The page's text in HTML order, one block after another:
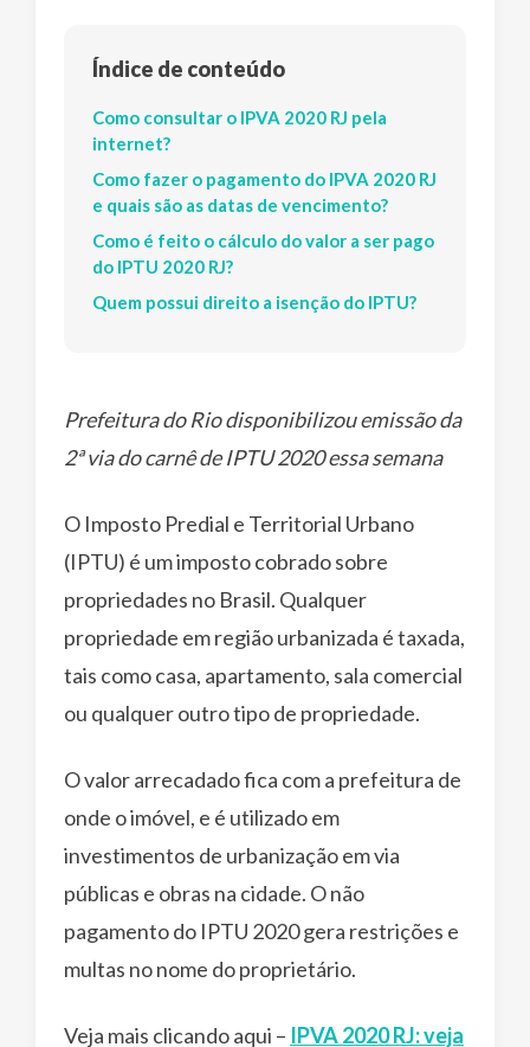
Índice de conteúdo
Como consultar o IPVA 2020 RJ pela
internet?
Como fazer o pagamento do IPVA 2020 RJ
e quais são as datas de vencimento?
Como é feito o cálculo do valor a ser pago
do IPTU 2020 RJ?
Quem possui direito a isenção do IPTU?
Prefeitura do Rio disponibilizou emissão da
2ª via do carnê de IPTU 2020 essa semana
O Imposto Predial e Territorial Urbano
(IPTU) é um imposto cobrado sobre
propriedades no Brasil. Qualquer
propriedade em região urbanizada é taxada,
tais como casa, apartamento, sala comercial
ou qualquer outro tipo de propriedade.
O valor arrecadado fica com a prefeitura de
onde o imóvel, e é utilizado em
investimentos de urbanização em via
públicas e obras na cidade. O não
pagamento do IPTU 2020 gera restrições e
multas no nome do proprietário.
Veja mais clicando aqui – IPVA 2020 RJ: veja